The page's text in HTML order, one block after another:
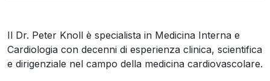
Il Dr. Peter Knoll è specialista in Medicina Interna e
Cardiologia con decenni di esperienza clinica, scientifica
e dirigenziale nel campo della medicina cardiovascolare.